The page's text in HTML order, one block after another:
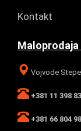
Kontakt
Vojvode
+381 11 398
+381 66 804